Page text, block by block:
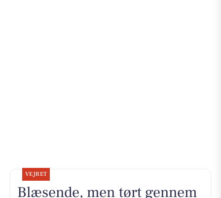
VEJRET
Blæsende, men tørt gennem